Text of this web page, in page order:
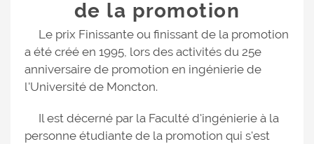
de la promotion
Le prix Finissante ou finissant de la promotion
a été créé en 1995, lors des activités du 25e
anniversaire de promotion en ingénierie de
l'Université de Moncton.
Il est décerné par la Faculté d'ingénierie à la
personne étudiante de la promotion qui s'est